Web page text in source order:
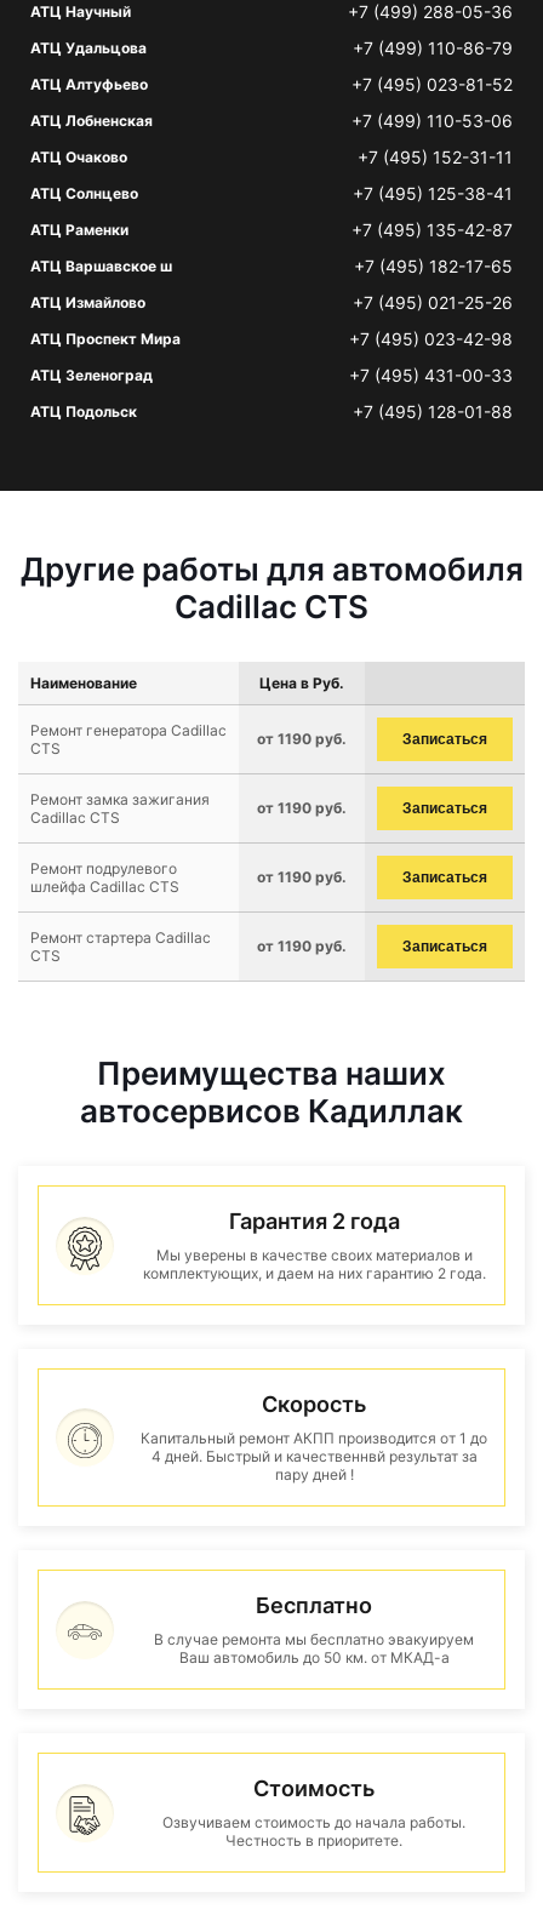
АТЦ Научный +7 (499) 288-05-36
АТЦ Удальцова +7 (499) 110-86-79
АТЦ Алтуфьево +7 (495) 023-81-52
АТЦ Лобненская +7 (499) 110-53-06
АТЦ Очаково +7 (495) 152-31-11
АТЦ Солнцево +7 (495) 125-38-41
АТЦ Раменки +7 (495) 135-42-87
АТЦ Варшавское ш +7 (495) 182-17-65
АТЦ Измайлово +7 (495) 021-25-26
АТЦ Проспект Мира +7 (495) 023-42-98
АТЦ Зеленоград +7 (495) 431-00-33
АТЦ Подольск +7 (495) 128-01-88
Другие работы для автомобиля
Cadillac CTS
Наименование Цена в Руб.
Ремонт генератора Cadillac
CTS
от 1190 руб. Записаться
Ремонт замка зажигания
Cadillac CTS
от 1190 руб. Записаться
Ремонт подрулевого
шлейфа Cadillac CTS
от 1190 руб. Записаться
Ремонт стартера Cadillac
CTS
от 1190 руб. Записаться
Преимущества наших
автосервисов Кадиллак
Гарантия 2 года
Мы уверены в качестве своих материалов и
комплектующих, и даем на них гарантию 2 года.
Скорость
Капитальный ремонт АКПП производится от 1 до
4 дней. Быстрый и качественнвй результат за
пару дней !
Бесплатно
В случае ремонта мы бесплатно эвакуируем
Ваш автомобиль до 50 км. от МКАД-а
Стоимость
Озвучиваем стоимость до начала работы.
Честность в приоритете.